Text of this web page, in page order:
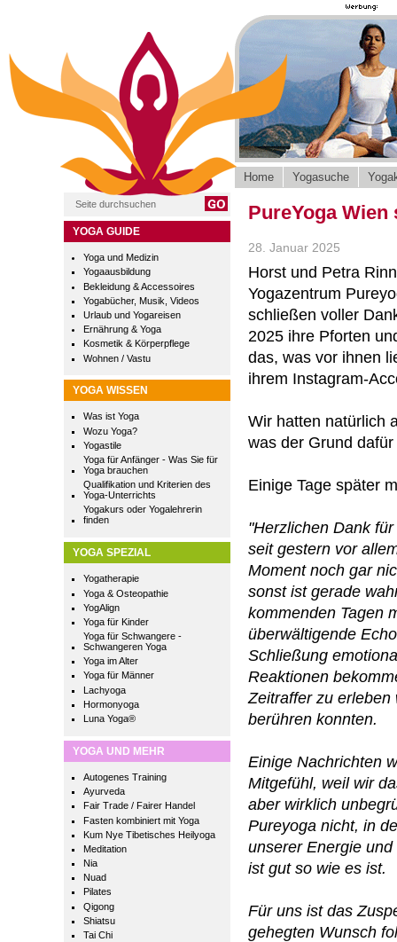
YOGA GUIDE
Yoga und Medizin
Yogaausbildung
Bekleidung & Accessoires
Yogabücher, Musik, Videos
Urlaub und Yogareisen
Ernährung & Yoga
Kosmetik & Körperpflege
Wohnen / Vastu
YOGA WISSEN
Was ist Yoga
Wozu Yoga?
Yogastile
Yoga für Anfänger - Was Sie für
Yoga brauchen
Qualifikation und Kriterien des
Yoga-Unterrichts
Yogakurs oder Yogalehrerin
finden
YOGA SPEZIAL
Yogatherapie
Yoga & Osteopathie
YogAlign
Yoga für Kinder
Yoga für Schwangere -
Schwangeren Yoga
Yoga im Alter
Yoga für Männer
Lachyoga
Hormonyoga
Luna Yoga®
YOGA UND MEHR
Autogenes Training
Ayurveda
Fair Trade / Fairer Handel
Fasten kombiniert mit Yoga
Kum Nye Tibetisches Heilyoga
Meditation
Nia
Nuad
Pilates
Qigong
Shiatsu
Tai Chi
Home Yogasuche
PureYoga
28. Januar 2025
Horst und Petra
Yogazentrum
schließen voller
2025 ihre Pforten
das, was vor ihnen
ihrem Instagram-
Wir hatten natürlich
was der Grund dafür
Einige Tage später
"Herzlichen Dank
seit gestern vor
Moment noch gar
sonst ist gerade
kommenden Tagen
überwältigende
Schließung
Reaktionen
Zeitraffer zu
berühren konnten.
Einige Nachrichten
Mitgefühl, weil wir
aber wirklich
Pureyoga nicht, in
unserer Energie
ist gut so wie es ist.
Für uns ist das
gehegten Wunsch